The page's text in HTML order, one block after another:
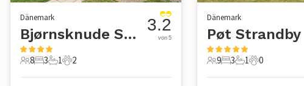
Dänemark
Bjørnsknude Strand
8 Gäste
8
3 Schlafzimmer
3
1 Badezimmer
1
2 Haustiere
2
3.2
von 5
Dänemark
Pøt Strandby
9 Gäste
9
3 Schlafzimmer
3
1 Badezimmer
1
0 Haustiere
0